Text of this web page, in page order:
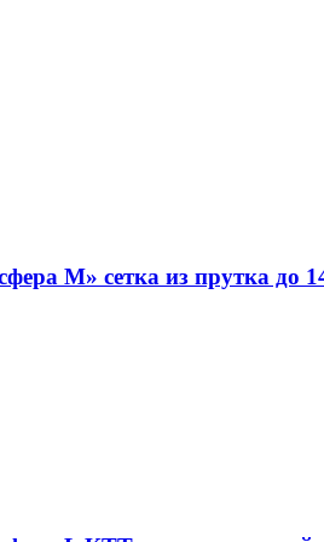
М» сетка из прутка до